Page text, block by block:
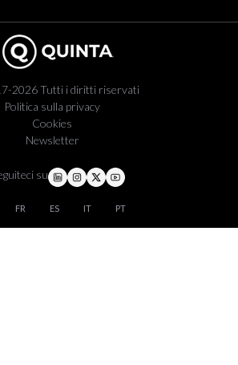
2026 Tutti i diritti riservati
Politica sulla privacy
Cookies
Newsletter
su
FR ES IT PT